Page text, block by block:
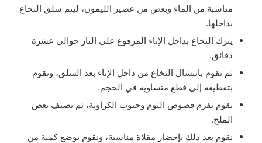
مناسبة من الماء وبعض من عصير الليمون، ليتم سلق النخاع
بداخلها.
يترك النخاع بداخل الإناء المرفوع على النار حوالي عشرة
دقائق.
ثم نقوم بانتشال النخاع من داخل الإناء بعد السلق، ونقوم
بتقطيعه إلى قطع متساوية في الحجم.
نقوم بفرم فصوص الثوم وحبوب الكراوية، ثم نضيف بعض
الملح.
نقوم بعد ذلك بإحضار مقلاة مناسبة، ونقوم بوضع كمية من